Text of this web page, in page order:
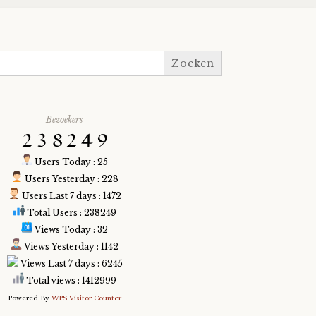
Bezoekers
Users Today : 25
Users Yesterday : 228
Users Last 7 days : 1472
Total Users : 238249
Views Today : 32
Views Yesterday : 1142
Views Last 7 days : 6245
Total views : 1412999
Powered By WPS Visitor Counter